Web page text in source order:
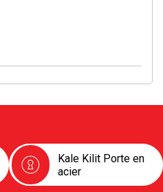
Kale Kilit Porte en
acier